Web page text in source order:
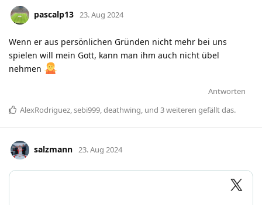
pascalp13 23. Aug 2024
Wenn er aus persönlichen Gründen nicht mehr bei uns
spielen will mein Gott, kann man ihm auch nicht übel
nehmen
Antworten
AlexRodriguez,sebi999,deathwing, und 3weiteren gefällt das.
salzmann 23. Aug 2024